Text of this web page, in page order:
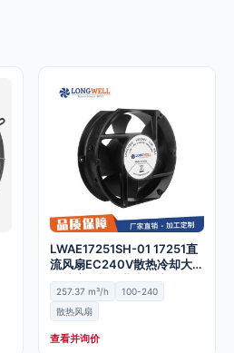
LWAE17251SH-01 17251直
流风扇EC240V散热冷却大风
量轴流风机工业小风扇
257.37 m³/h
100-240
散热风扇
查看并询价